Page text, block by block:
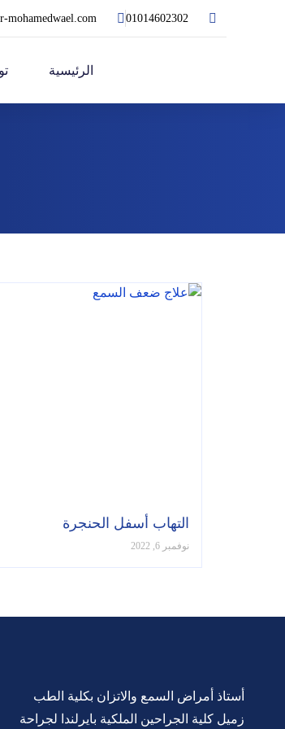
01014602302
mohamedwael.com
الرئيسية
التهاب أسفل الحنجرة
نوفمبر 6, 2022
أستاذ أمراض السمع والاتزان بكلية الطب
زميل كلية الجراحين الملكية بايرلندا لجراحة